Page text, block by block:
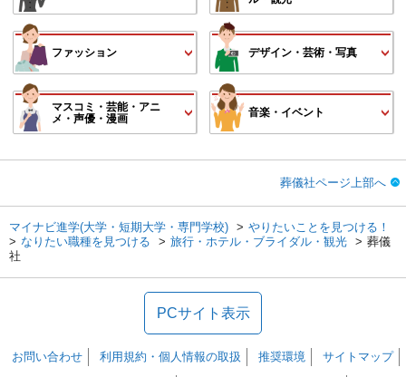
ファッション デザイン・芸術・写真
マスコミ・芸能・アニ
メ・声優・漫画
音楽・イベント
葬儀社ページ上部へ
マイナビ進学(大学・短期大学・専門学校)
やりたいことを見つける！
なりたい職種を見つける
旅行・ホテル・ブライダル・観光
葬儀
社
PCサイト表示
お問い合わせ 利用規約・個人情報の取扱 推奨環境
サイトマップ